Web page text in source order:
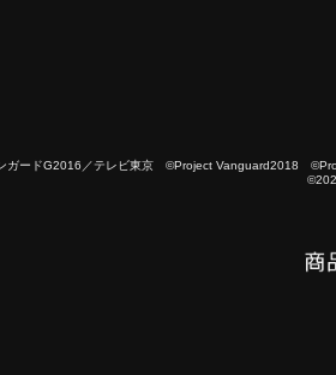
ードG2016／テレビ東京 ©Project Vanguard2018